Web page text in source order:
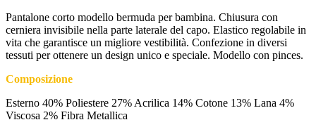
Pantalone corto modello bermuda per bambina. Chiusura con
cerniera invisibile nella parte laterale del capo. Elastico regolabile in
vita che garantisce un migliore vestibilità. Confezione in diversi
tessuti per ottenere un design unico e speciale. Modello con pinces.
Composizione
Esterno 40% Poliestere 27% Acrilica 14% Cotone 13% Lana 4%
Viscosa 2% Fibra Metallica